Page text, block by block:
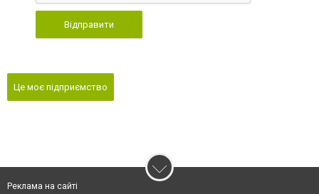
Відправити
Це моє підприємство
Реклама на сайті